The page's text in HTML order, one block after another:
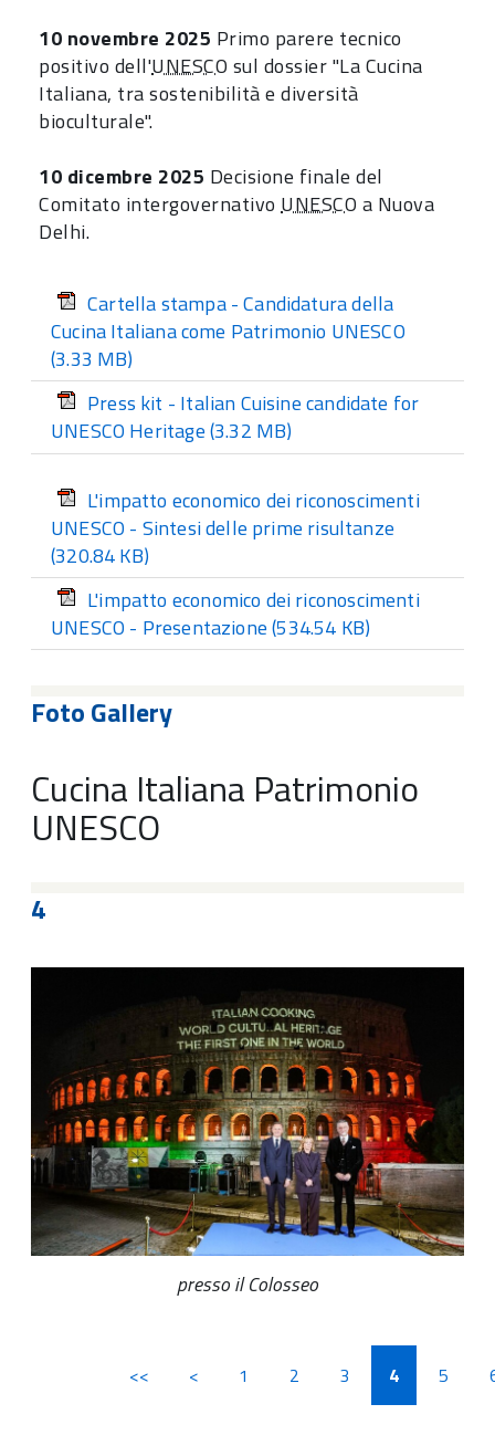
10 novembre 2025 Primo parere tecnico
positivo dell'UNESCO sul dossier "La Cucina
Italiana, tra sostenibilità e diversità
bioculturale".
10 dicembre 2025 Decisione finale del
Comitato intergovernativoUNESCO a Nuova
Delhi.
Cartella stampa - Candidatura della
Cucina Italiana come Patrimonio UNESCO
(3.33 MB)
Press kit - Italian Cuisine candidate for
UNESCO Heritage(3.32 MB)
L'impatto economico dei riconoscimenti
UNESCO - Sintesi delle prime risultanze
(320.84 KB)
L'impatto economico dei riconoscimenti
UNESCO - Presentazione(534.54 KB)
Foto Gallery
Cucina Italiana Patrimonio
UNESCO
4
presso il Colosseo
<< < 1 2 3 4 5